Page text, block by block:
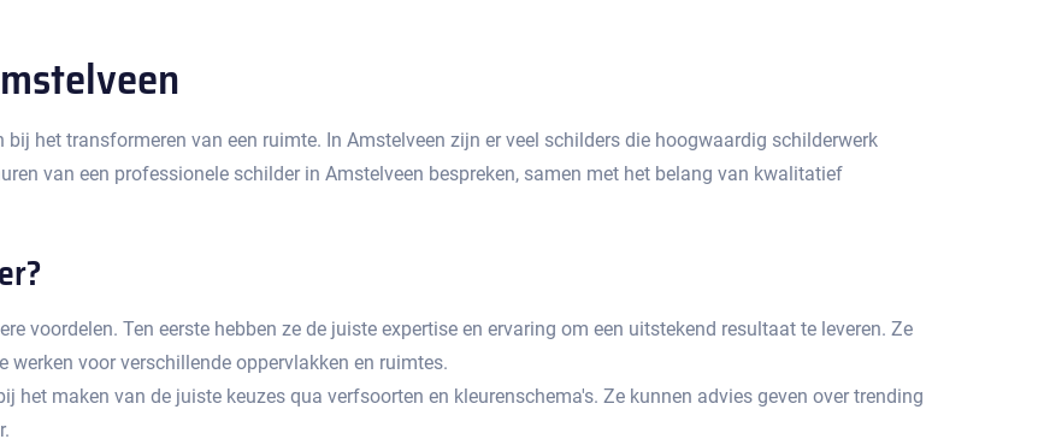
het transformeren van een ruimte.​ In Amstelveen zijn er veel schilders die hoogwaardig schilderwerk
van een professionele schilder in Amstelveen bespreken, samen met het belang van kwalitatief
voordelen.​ Ten eerste hebben ze de juiste expertise en ervaring om een uitstekend resultaat te leveren.​ Ze
werken voor verschillende oppervlakken en ruimtes.
het maken van de juiste keuzes qua verfsoorten en kleurenschema's.​ Ze kunnen advies geven over trending